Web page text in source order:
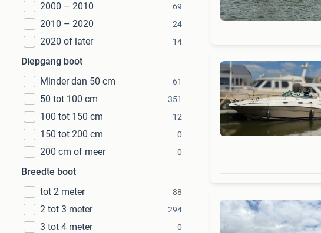
2000 – 2010 69
2010 – 2020 24
2020 of later 14
Diepgang boot
Minder dan 50 cm
61
50 tot 100 cm 351
100 tot 150 cm 12
150 tot 200 cm 0
200 cm of meer 0
Breedte boot
tot 2 meter
88
2 tot 3 meter 294
3 tot 4 meter 0